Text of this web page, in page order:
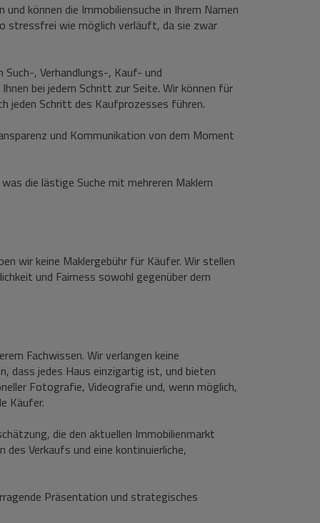
können die Immobiliensuche in Ihrem Namen
stressfrei wie möglich verläuft, da sie zwar
, Verhandlungs-, Kauf- und
bei jedem Schritt zur Seite. Wir können für
jeden Schritt des Kaufprozesses führen.
und Kommunikation von dem Moment
die lästige Suche mit mehreren Maklern
wir keine Maklergebühr für Käufer. Wir stellen
und Fairness sowohl gegenüber dem
Fachwissen. Wir verlangen keine
dass jedes Haus einzigartig ist, und bieten
Fotografie, Videografie und, wenn möglich,
Käufer.
die den aktuellen Immobilienmarkt
Verkaufs und eine kontinuierliche,
Präsentation und strategisches